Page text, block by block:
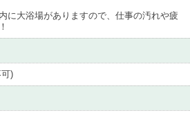
に大浴場がありますので、仕事の汚れや疲
)